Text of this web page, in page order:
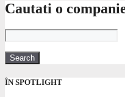
Cautati o
ÎN SPOTLIGHT